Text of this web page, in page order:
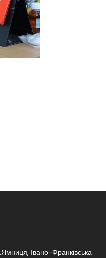
Івано-Франківська